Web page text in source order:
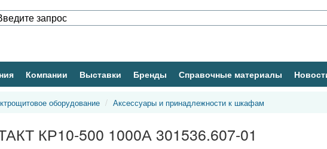
Компании Выставки Бренды Справочные материалы
оборудование Аксессуары и принадлежности к шкафам
КР10-500 1000А 301536.607-01